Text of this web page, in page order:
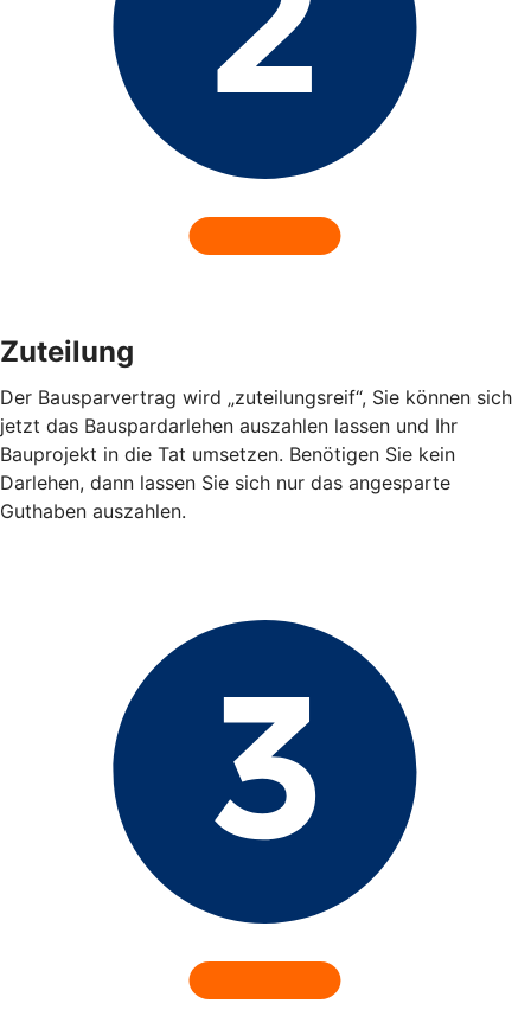
Zuteilung
Der Bausparvertrag wird „zuteilungsreif“, Sie können sich
jetzt das Bauspardarlehen auszahlen lassen und Ihr
Bauprojekt in die Tat umsetzen. Benötigen Sie kein
Darlehen, dann lassen Sie sich nur das angesparte
Guthaben auszahlen.